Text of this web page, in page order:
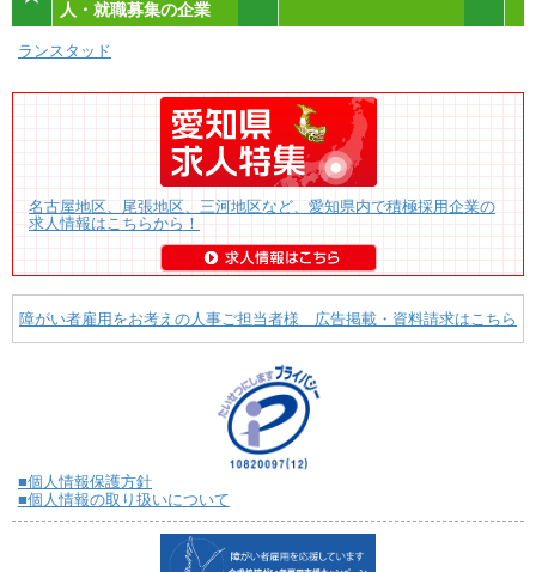
人・就職募集の企業
ランスタッド
名古屋地区、尾張地区、三河地区など、愛知県内で積極採用企業の
求人情報はこちらから！
障がい者雇用をお考えの人事ご担当者様 広告掲載・資料請求はこちら
■個人情報保護方針
■個人情報の取り扱いについて